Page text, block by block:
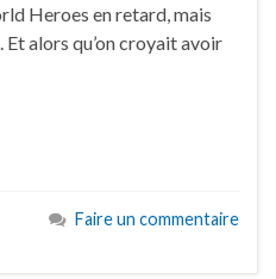
Heroes en retard, mais
Et alors qu’on croyait avoir
Faire un commentaire